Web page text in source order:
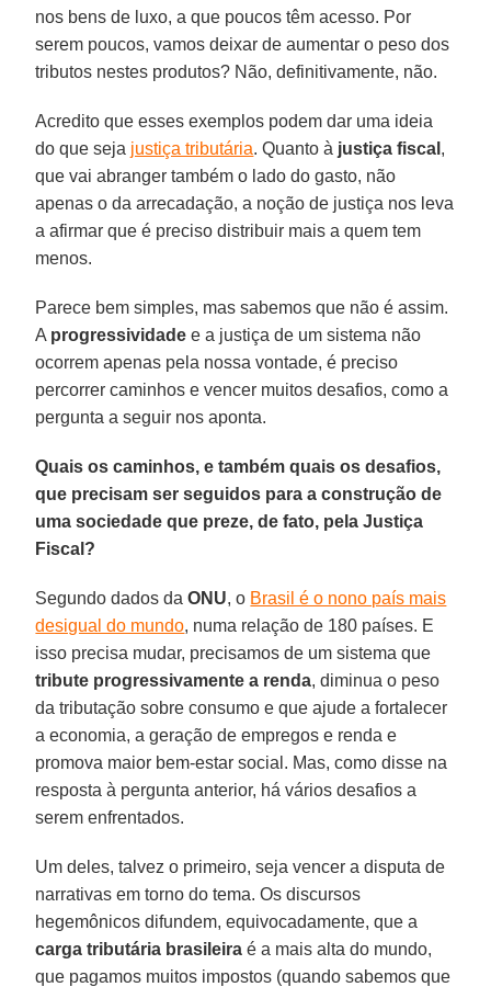
nos bens de luxo, a que poucos têm acesso. Por
serem poucos, vamos deixar de aumentar o peso dos
tributos nestes produtos? Não, definitivamente, não.
Acredito que esses exemplos podem dar uma ideia
do que seja justiça tributária. Quanto à justiça fiscal ,
que vai abranger também o lado do gasto, não
apenas o da arrecadação, a noção de justiça nos leva
a afirmar que é preciso distribuir mais a quem tem
menos.
Parece bem simples, mas sabemos que não é assim.
A progressividade e a justiça de um sistema não
ocorrem apenas pela nossa vontade, é preciso
percorrer caminhos e vencer muitos desafios, como a
pergunta a seguir nos aponta.
Quais os caminhos, e também quais os desafios,
que precisam ser seguidos para a construção de
uma sociedade que preze, de fato, pela Justiça
Fiscal?
Segundo dados daONU, o Brasil é o nono país mais
desigual do mundo, numa relação de 180 países. E
isso precisa mudar, precisamos de um sistema que
tribute progressivamente a renda, diminua o peso
da tributação sobre consumo e que ajude a fortalecer
a economia, a geração de empregos e renda e
promova maior bem-estar social. Mas, como disse na
resposta à pergunta anterior, há vários desafios a
serem enfrentados.
Um deles, talvez o primeiro, seja vencer a disputa de
narrativas em torno do tema. Os discursos
hegemônicos difundem, equivocadamente, que a
carga tributária brasileira é a mais alta do mundo,
que pagamos muitos impostos (quando sabemos que